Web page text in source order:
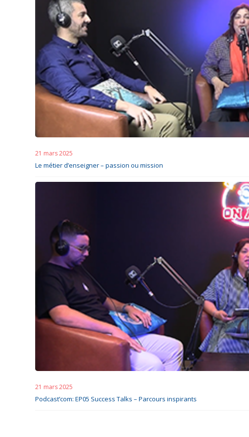
21 mars 2025
Le métier d’enseigner – passion ou mission
21 mars 2025
Podcast’com: EP05 Success Talks – Parcours inspirants